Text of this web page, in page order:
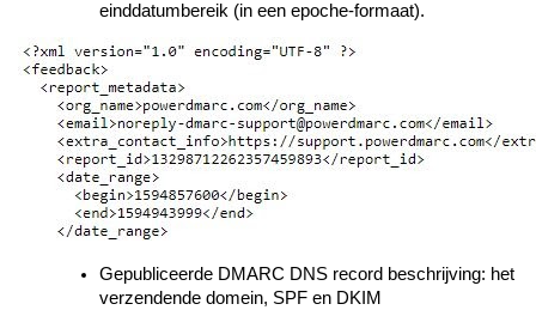
einddatumbereik (in een epoche-formaat).
Gepubliceerde DMARC DNS record beschrijving: het
verzendende domein, SPF en DKIM